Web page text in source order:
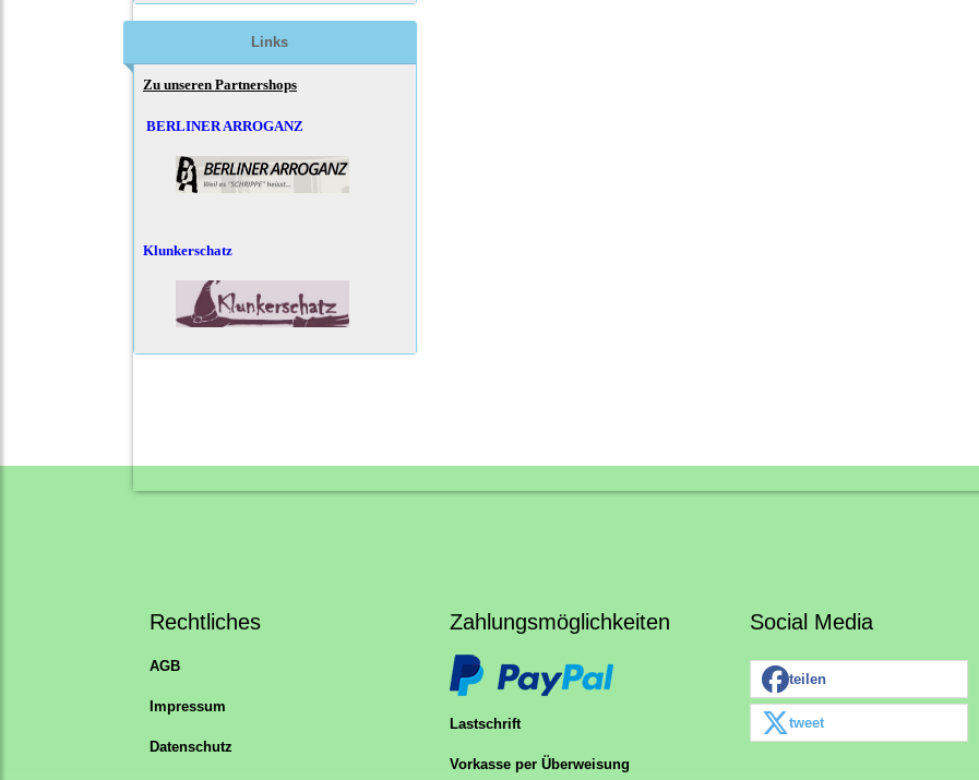
Links
Zu unseren Partnershops
BERLINER ARROGANZ
Klunkerschatz
Rechtliches
AGB
Impressum
Datenschutz
Zahlungsmöglichkeiten
Lastschrift
Vorkasse per Überweisung
Social Media
teilen
tweet